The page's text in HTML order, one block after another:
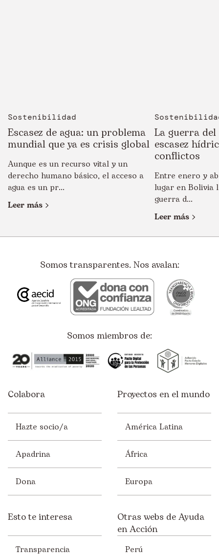
Sostenibilidad
Escasez de agua: un problema
mundial que ya es crisis global
Aunque es un recurso vital y un
derecho humano básico, el acceso a
agua es un pr...
Leer más
La guerra
escasez
conflictos
Entre enero y
lugar en Bolivia
guerra d...
Leer más
Somos transparentes. Nos avalan:
Somos miembros de:
Colabora
Hazte socio/a
Apadrina
Dona
Proyectos en el mundo
América Latina
África
Europa
Esto te interesa
Transparencia
Otras webs de Ayuda
en Acción
Perú